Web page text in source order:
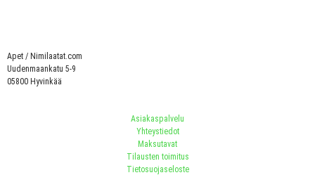
Apet / Nimilaatat.com
Uudenmaankatu 5-9
05800 Hyvinkää
Asiakaspalvelu
Yhteystiedot
Maksutavat
Tilausten toimitus
Tietosuojaseloste